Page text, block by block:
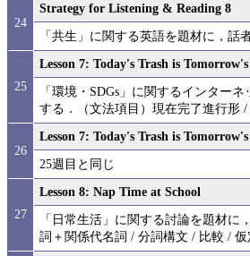
24
Strategy for Listening & Reading 8
「共生」に関する英語を題材に，
25
Lesson 7: Today's Trash is
「環境・SDGs」に関するインター
する．（文法項目）現在完了進行形
26
Lesson 7: Today's Trash is
25週目と同じ
27
Lesson 8: Nap Time at School
「日常生活」に関する討論を題材
詞＋関係代名詞 / 分詞構文 / 比較 / 仮